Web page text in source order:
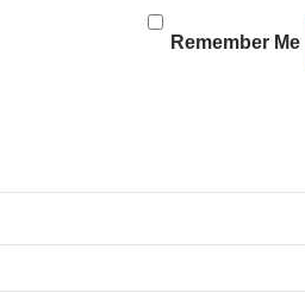
Remember Me